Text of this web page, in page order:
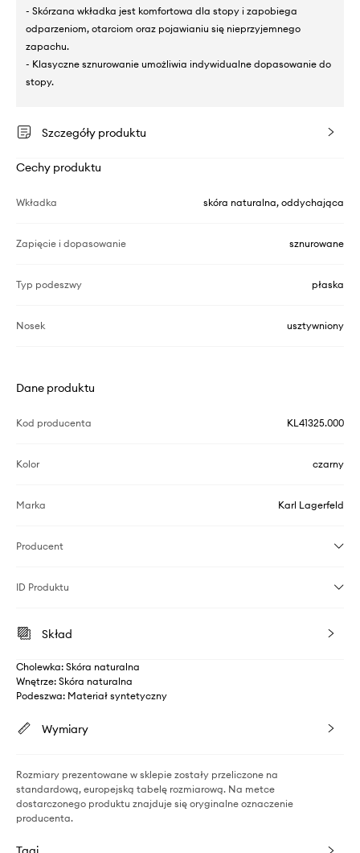
- Skórzana wkładka jest komfortowa dla stopy i zapobiega
odparzeniom, otarciom oraz pojawianiu się nieprzyjemnego
zapachu.
- Klasyczne sznurowanie umożliwia indywidualne dopasowanie do
stopy.
Szczegóły produktu
Cechy produktu
Wkładka skóra naturalna, oddychająca
Zapięcie i dopasowanie sznurowane
Typ podeszwy płaska
Nosek usztywniony
Dane produktu
Kod producenta KL41325.000
Kolor czarny
Marka Karl Lagerfeld
Producent
ID Produktu
Skład
Cholewka: Skóra naturalna
Wnętrze: Skóra naturalna
Podeszwa: Materiał syntetyczny
Wymiary
Rozmiary prezentowane w sklepie zostały przeliczone na
standardową, europejską tabelę rozmiarową. Na metce
dostarczonego produktu znajduje się oryginalne oznaczenie
producenta.